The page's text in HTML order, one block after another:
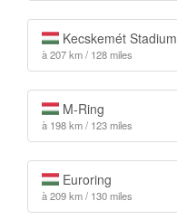
Kecskemét Stadium
à 207 km / 128 miles
M-Ring
à 198 km / 123 miles
Euroring
à 209 km / 130 miles